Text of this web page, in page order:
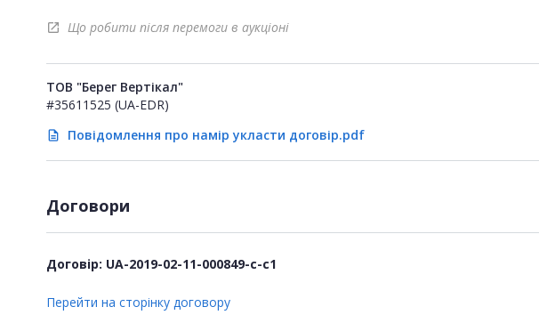
open_in_new Що робити після перемоги в аукціоні
ТОВ "Берег Вертікал"
#35611525 (UA-EDR)
description Повідомлення про намір укласти договір.pdf
Договори
Договір: UA-2019-02-11-000849-c-c1
Перейти на сторінку договору